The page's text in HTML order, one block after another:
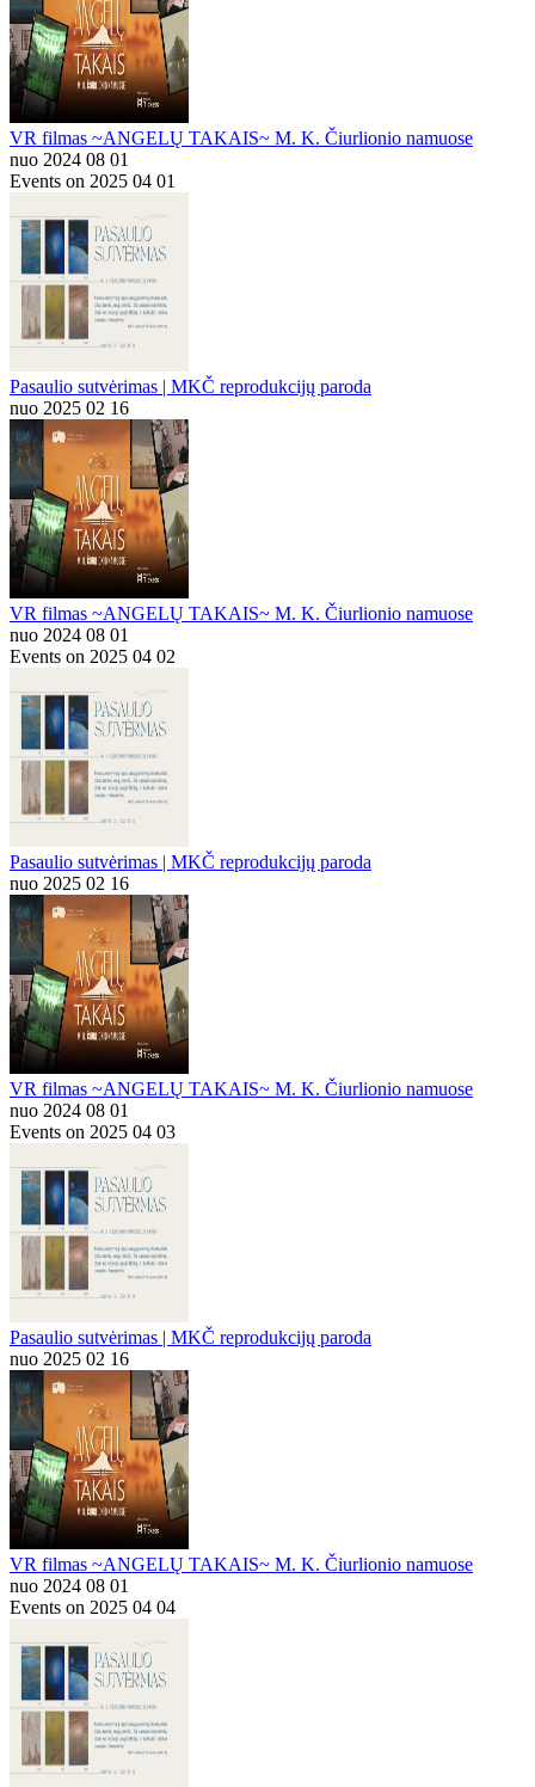
VR filmas ~ANGELŲ TAKAIS~ M. K. Čiurlionio namuose
nuo 2024 08 01
Events on 2025 04 01
Pasaulio sutvėrimas | MKČ reprodukcijų paroda
nuo 2025 02 16
VR filmas ~ANGELŲ TAKAIS~ M. K. Čiurlionio namuose
nuo 2024 08 01
Events on 2025 04 02
Pasaulio sutvėrimas | MKČ reprodukcijų paroda
nuo 2025 02 16
VR filmas ~ANGELŲ TAKAIS~ M. K. Čiurlionio namuose
nuo 2024 08 01
Events on 2025 04 03
Pasaulio sutvėrimas | MKČ reprodukcijų paroda
nuo 2025 02 16
VR filmas ~ANGELŲ TAKAIS~ M. K. Čiurlionio namuose
nuo 2024 08 01
Events on 2025 04 04